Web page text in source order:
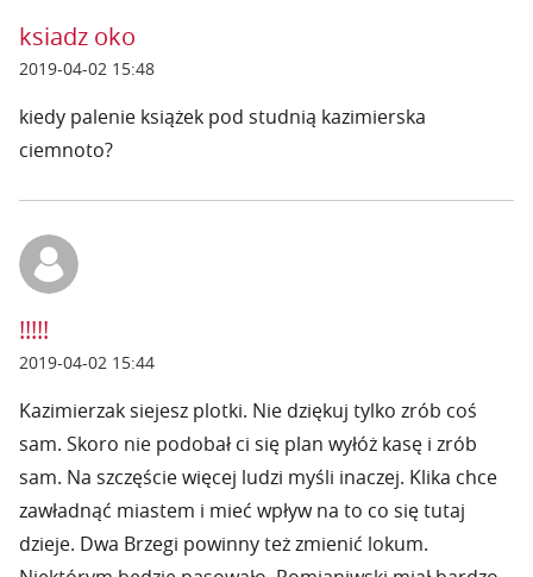
ksiadz oko
2019-04-02 15:48
kiedy palenie książek pod studnią kazimierska
ciemnoto?
!!!!!
2019-04-02 15:44
Kazimierzak siejesz plotki. Nie dziękuj tylko zrób coś
sam. Skoro nie podobał ci się plan wyłóż kasę i zrób
sam. Na szczęście więcej ludzi myśli inaczej. Klika chce
zawładnąć miastem i mieć wpływ na to co się tutaj
dzieje. Dwa Brzegi powinny też zmienić lokum.